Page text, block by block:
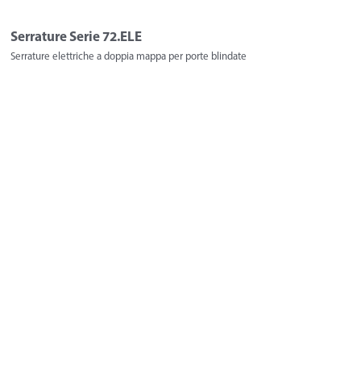
Serrature Serie 72.ELE
Serrature elettriche a doppia mappa per porte blindate